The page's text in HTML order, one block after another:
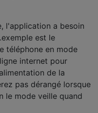
l'application a besoin
est le
téléphone en mode
internet pour
de la
pas dérangé lorsque
le mode veille quand